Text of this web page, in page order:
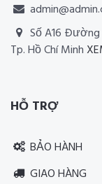
Số A16
Tp. Hồ Chí Minh
HỖ TRỢ
BẢO HÀNH
GIAO HÀNG